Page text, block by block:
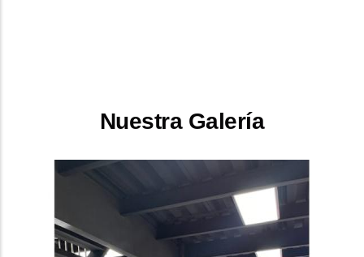
Nuestra Galería